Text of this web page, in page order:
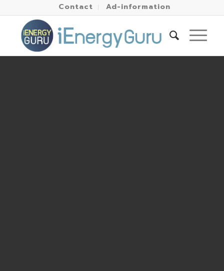
Contact Ad-information